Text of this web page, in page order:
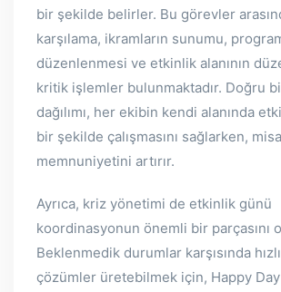
bir şekilde belirler. Bu görevler
karşılama, ikramların sunumu, program
düzenlenmesi ve etkinlik alanının
kritik işlemler bulunmaktadır. Doğru
dağılımı, her ekibin kendi alanında
bir şekilde çalışmasını sağlarken,
memnuniyetini artırır.
Ayrıca, kriz yönetimi de etkinlik günü
koordinasyonun önemli bir parçasını
Beklenmedik durumlar karşısında
çözümler üretebilmek için, Happy Day